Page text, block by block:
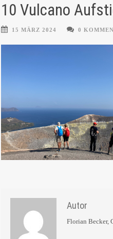
10 Vulcano
15 MÄRZ 2024 0
Autor
Florian Becker,